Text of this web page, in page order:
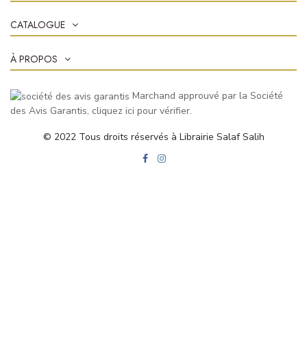
CATALOGUE
À PROPOS
Marchand approuvé par la Société
des Avis Garantis, cliquez ici pour vérifier.
© 2022 Tous droits réservés à Librairie Salaf Salih